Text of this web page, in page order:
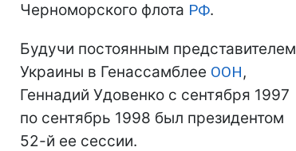
Черноморского флота РФ.
Будучи постоянным представителем
Украины в Генассамблее ООН,
Геннадий Удовенко с сентября 1997
по сентябрь 1998 был президентом
52-й ее сессии.